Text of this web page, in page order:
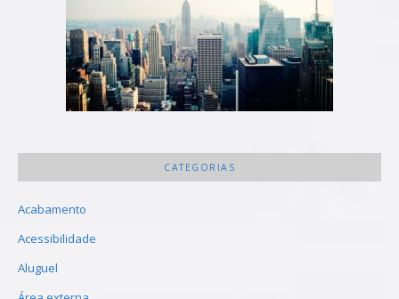
CATEGORIAS
Acabamento
Acessibilidade
Aluguel